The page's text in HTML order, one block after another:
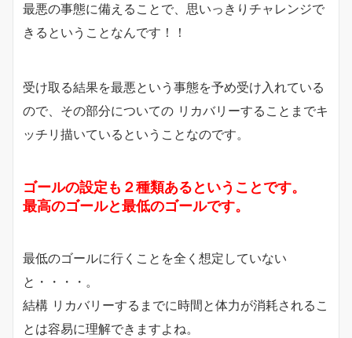
最悪の事態に備えることで、思いっきりチャレンジで
きるということなんです！！
受け取る結果を最悪という事態を予め受け入れている
ので、その部分についての リカバリーすることまでキ
ッチリ描いているということなのです。
ゴールの設定も２種類あるということです。
最高のゴールと最低のゴールです。
最低のゴールに行くことを全く想定していない
と・・・・。
結構 リカバリーするまでに時間と体力が消耗されるこ
とは容易に理解できますよね。